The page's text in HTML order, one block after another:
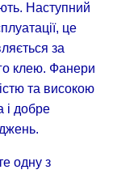
Наступний
це
за
клею. Фанери
та високою
і добре
одну з